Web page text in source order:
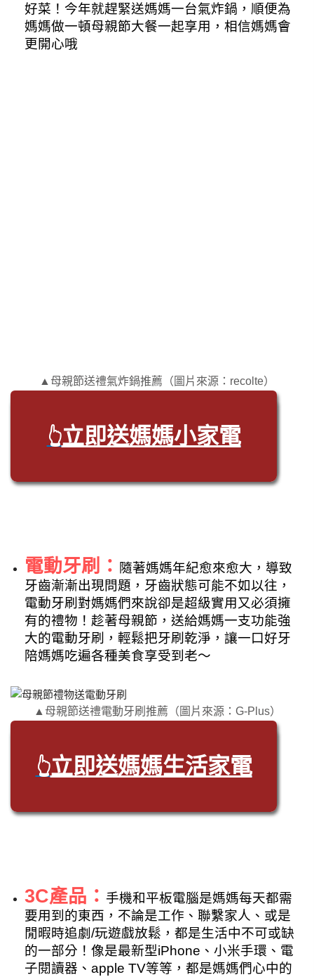
好菜！今年就趕緊送媽媽一台氣炸鍋，順便為
媽媽做一頓母親節大餐一起享用，相信媽媽會
更開心哦
▲母親節送禮氣炸鍋推薦（圖片來源：recolte）
👆立即送媽媽小家電
電動牙刷： 隨著媽媽年紀愈來愈大，導致
牙齒漸漸出現問題，牙齒狀態可能不如以往，
電動牙刷對媽媽們來說卻是超級實用又必須擁
有的禮物！趁著母親節，送給媽媽一支功能強
大的電動牙刷，輕鬆把牙刷乾淨，讓一口好牙
陪媽媽吃遍各種美食享受到老～
▲母親節送禮電動牙刷推薦（圖片來源：G-Plus）
👆立即送媽媽生活家電
3C產品： 手機和平板電腦是媽媽每天都需
要用到的東西，不論是工作、聯繫家人、或是
閒暇時追劇/玩遊戲放鬆，都是生活中不可或缺
的一部分！像是最新型iPhone、小米手環、電
子閱讀器、apple TV等等，都是媽媽們心中的